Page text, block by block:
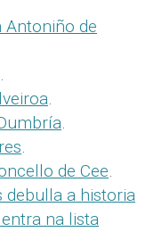
Antoniño de
.
.
.
.
de Cee.
debulla a historia
na lista